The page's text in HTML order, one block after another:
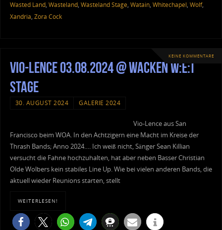
Wasted Land, Wasteland, Wasteland Stage, Watain, Whitechapel, Wolf,
Xandria, Zora Cock
KEINE KOMMENTARE
Vio-Lence 03.08.2024 @ Wacken W:E:T
Stage
30. AUGUST 2024 GALERIE 2024
Vio-Lence aus San
Francisco beim WOA. In den Achtzigern eine Macht im Kreise der
Thrash Bands; Anno 2024…. Ich weiß nicht, Sänger Sean Killian
versucht die Fahne hochzuhalten, hat aber neben Basser Christian
Olde Wolbers kein stabiles Line Up. Wie bei vielen anderen Bands, die
aktuell wieder Reunions starten, stellt
WEITERLESEN!